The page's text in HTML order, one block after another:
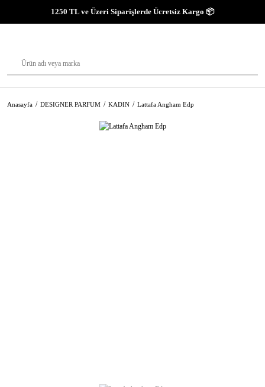
1250 TL ve Üzeri Siparişlerde Ücretsiz Kargo 📦
Anasayfa DESIGNER PARFUM KADIN Lattafa Angham Edp